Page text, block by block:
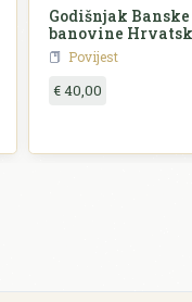
Godišnjak
banovine
Povijest
€ 40,00